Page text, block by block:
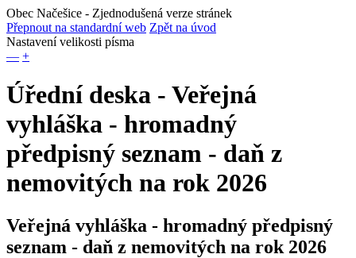
Obec Načešice - Zjednodušená verze stránek
Přepnout na standardní web Zpět na úvod
Nastavení velikosti písma
— +
Úřední deska - Veřejná
vyhláška - hromadný
předpisný seznam - daň z
nemovitých na rok 2026
Veřejná vyhláška - hromadný předpisný
seznam - daň z nemovitých na rok 2026